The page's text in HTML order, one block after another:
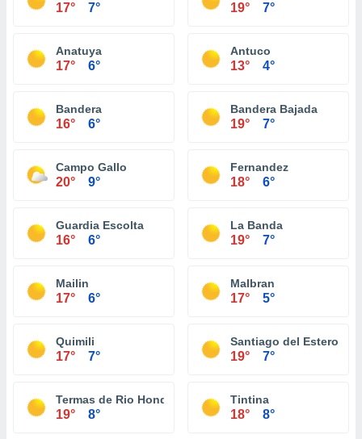
17° 7° 19° 7°
Anatuya
17° 6°
Antuco
13° 4°
Bandera
16° 6°
Bandera Bajada
19° 7°
Campo Gallo
20° 9°
Fernandez
18° 6°
Guardia Escolta
16° 6°
La Banda
19° 7°
Mailin
17° 6°
Malbran
17° 5°
Quimili
17° 7°
Santiago del Estero
19° 7°
Termas de Rio Hondo
19° 8°
Tintina
18° 8°